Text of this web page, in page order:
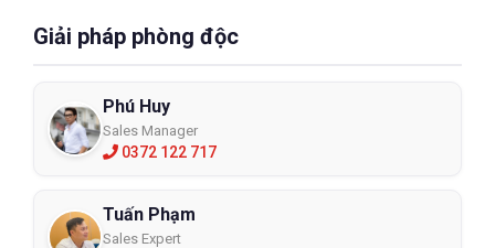
Giải pháp phòng độc
Phú Huy
Sales Manager
0372 122 717
Tuấn Phạm
Sales Expert